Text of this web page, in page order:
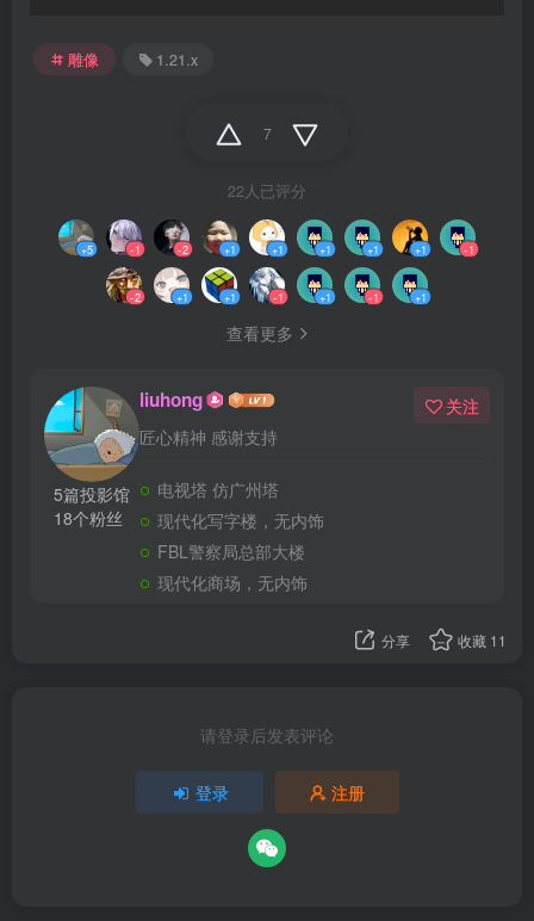
雕像 1.21.x
7
22人已评分
+5 -1 -2 +1 +1 +1 +1 +1 -1
-2 +1 +1 -1 +1 -1 +1
查看更多
5篇投影馆
18个粉丝
liuhong
匠心精神 感谢支持
关注
电视塔 仿广州塔
现代化写字楼，无内饰
FBL警察局总部大楼
现代化商场，无内饰
分享 收藏 11
请登录后发表评论
登录 注册